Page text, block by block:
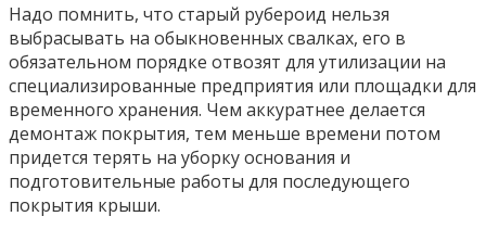
Надо помнить, что старый рубероид нельзя
выбрасывать на обыкновенных свалках, его в
обязательном порядке отвозят для утилизации на
специализированные предприятия или площадки для
временного хранения. Чем аккуратнее делается
демонтаж покрытия, тем меньше времени потом
придется терять на уборку основания и
подготовительные работы для последующего
покрытия крыши.